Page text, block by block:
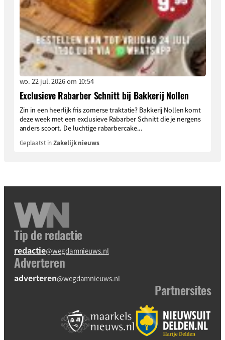
wo. 22 jul. 2026 om 10:54
Exclusieve Rabarber Schnitt bij Bakkerij Nollen
Zin in een heerlijk fris zomerse traktatie? Bakkerij Nollen komt
deze week met een exclusieve Rabarber Schnitt die je nergens
anders scoort. De luchtige rabarbercake...
Geplaatst inZakelijk nieuws
Tip de redactie
redactie@wegdamnieuws.nl
Adverteren
adverteren@wegdamnieuws.nl
Partnersites